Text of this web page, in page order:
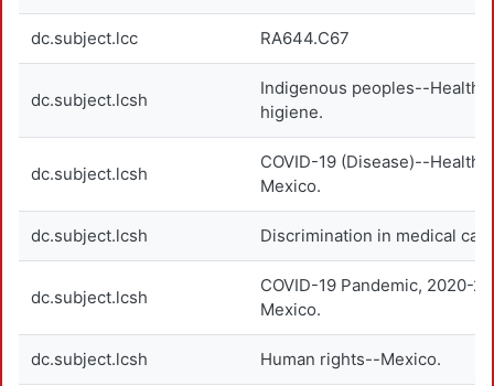
dc.subject.lcc RA644.C67
dc.subject.lcsh
Indigenous peoples--Health
higiene.
dc.subject.lcsh
COVID-19 (Disease)--Health
Mexico.
dc.subject.lcsh Discrimination in medical
dc.subject.lcsh
COVID-19 Pandemic, 2020-
Mexico.
dc.subject.lcsh Human rights--Mexico.